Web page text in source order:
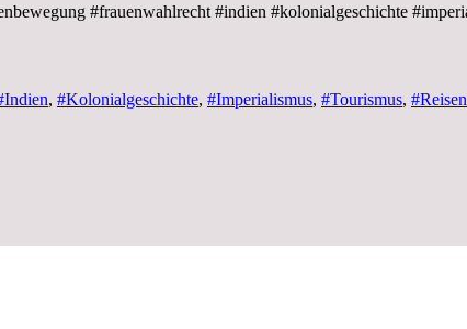
#frauenwahlrecht #indien #kolonialgeschichte
, #Kolonialgeschichte, #Imperialismus, #Tourismus, #Reisen